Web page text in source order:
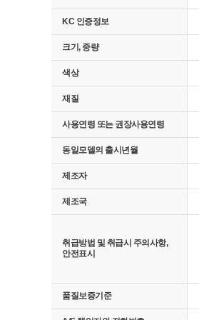
KC 인증정보
크기, 중량
색상
재질
사용연령 또는 권장사용연령
동일모델의 출시년월
제조자
제조국
취급방법 및 취급시 주의사항,
안전표시
품질보증기준